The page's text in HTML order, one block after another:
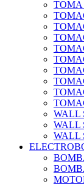
WALL
WALL
WALL